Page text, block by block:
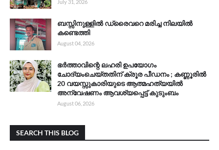
July 31, 2026
ബസ്സിനുള്ളിൽ ഡ്രൈവറെ മരിച്ച നിലയിൽ
കണ്ടെത്തി
August 04, 2026
ഭർത്താവിന്റെ ലഹരി ഉപയോഗം
ചോദ്യംചെയ്തതിന് ക്രൂര പീഡനം ; കണ്ണൂരിൽ
20 വയസ്സുകാരിയുടെ ആത്മഹത്യയിൽ
അന്വേഷണം ആവശ്യപ്പെട്ട് കുടുംബം
August 06, 2026
SEARCH THIS BLOG